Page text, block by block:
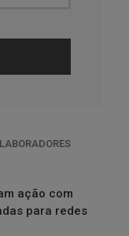
ação com
para redes